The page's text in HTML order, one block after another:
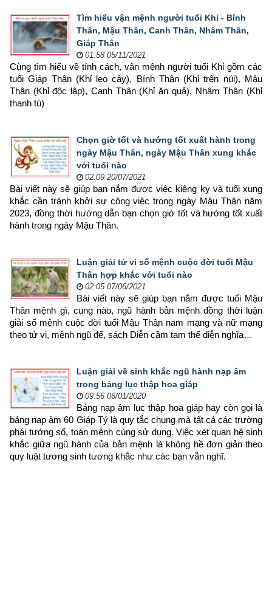
Tìm hiểu vận mệnh người tuổi Khỉ - Bính
Thân, Mậu Thân, Canh Thân, Nhâm Thân,
Giáp Thân
01:58 05/11/2021
Cùng tìm hiểu về tính cách, vận mệnh người tuổi Khỉ gồm các
tuổi Giáp Thân (Khỉ leo cây), Bính Thân (Khỉ trên núi), Mậu
Thân (Khỉ độc lập), Canh Thân (Khỉ ăn quả), Nhâm Thân (Khỉ
thanh tú)
Chọn giờ tốt và hướng tốt xuất hành trong
ngày Mậu Thân, ngày Mậu Thân xung khắc
với tuổi nào
02:09 20/07/2021
Bài viết này sẽ giúp bạn nắm được việc kiêng kỵ và tuổi xung
khắc cần tránh khởi sự công việc trong ngày Mậu Thân năm
2023, đồng thời hướng dẫn bạn chọn giờ tốt và hướng tốt xuất
hành trong ngày Mậu Thân.
Luận giải tử vi số mệnh cuộc đời tuổi Mậu
Thân hợp khắc với tuổi nào
02:05 07/06/2021
Bài viết này sẽ giúp bạn nắm được tuổi Mậu
Thân mệnh gì, cung nào, ngũ hành bản mệnh đồng thời luận
giải số mệnh cuộc đời tuổi Mậu Thân nam mạng và nữ mạng
theo tử vi, mệnh ngũ đế, sách Diễn cầm tam thế diễn nghĩa…
Luận giải về sinh khắc ngũ hành nạp âm
trong bảng lục thập hoa giáp
09:56 06/01/2020
Bảng nạp âm lục thập hoa giáp hay còn gọi là
bảng nạp âm 60 Giáp Tý là quy tắc chung mà tất cả các trường
phái tướng số, toán mệnh cùng sử dụng. Việc xét quan hệ sinh
khắc giữa ngũ hành của bản mệnh là không hề đơn giản theo
quy luật tương sinh tương khắc như các bạn vẫn nghĩ.